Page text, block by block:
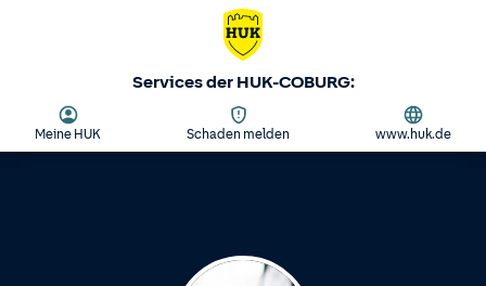
Services der HUK-COBURG:
Meine HUK Schaden melden www.huk.de